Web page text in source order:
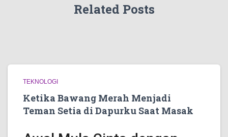
Related Posts
TEKNOLOGI
Ketika Bawang Merah Menjadi
Teman Setia di Dapurku Saat Masak